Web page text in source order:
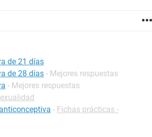
de 21 días
de 28 días - Mejores respuestas
- Mejores respuestas
- Fichas prácticas -